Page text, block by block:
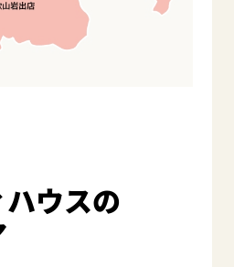
ウスの